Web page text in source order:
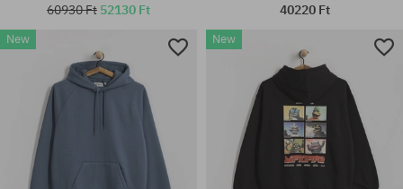
Elérhető méretek:
Elérhető méretek:
M; L; XL; XXL
60930 Ft 52130 Ft 40220 Ft
New New